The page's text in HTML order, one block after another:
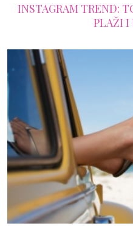
INSTAGRAM TREND:
PLAŽI I